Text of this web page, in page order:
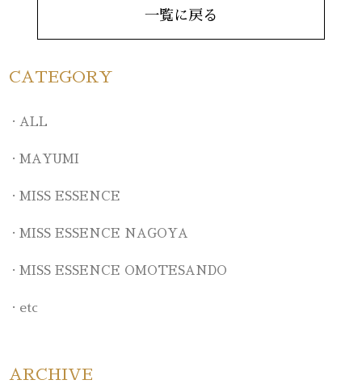
一覧に戻る
CATEGORY
ALL
MAYUMI
MISS ESSENCE
MISS ESSENCE NAGOYA
MISS ESSENCE OMOTESANDO
etc
ARCHIVE